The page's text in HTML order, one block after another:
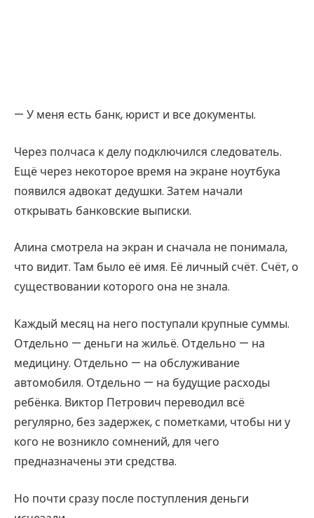
— У меня есть банк, юрист и все документы.
Через полчаса к делу подключился следователь.
Ещё через некоторое время на экране ноутбука
появился адвокат дедушки. Затем начали
открывать банковские выписки.
Алина смотрела на экран и сначала не понимала,
что видит. Там было её имя. Её личный счёт. Счёт, о
существовании которого она не знала.
Каждый месяц на него поступали крупные суммы.
Отдельно — деньги на жильё. Отдельно — на
медицину. Отдельно — на обслуживание
автомобиля. Отдельно — на будущие расходы
ребёнка. Виктор Петрович переводил всё
регулярно, без задержек, с пометками, чтобы ни у
кого не возникло сомнений, для чего
предназначены эти средства.
Но почти сразу после поступления деньги